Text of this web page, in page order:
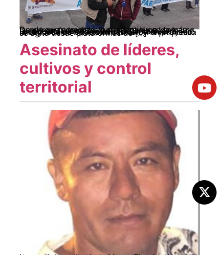
Desde que comenzó la pandemia y se tomaron las primeras medidas por el gobierno de Iván Duque en Colombia, varias organizaciones han propuesto que se asigne una Renta Básica Universal. Posteriormente varios senadores de la bancada de oposición radicaron un proyecto de ley en este mismo sentido. Hoy la propuesta se agita desde plataformas de […]
Asesinato de líderes,
cultivos y control
territorial